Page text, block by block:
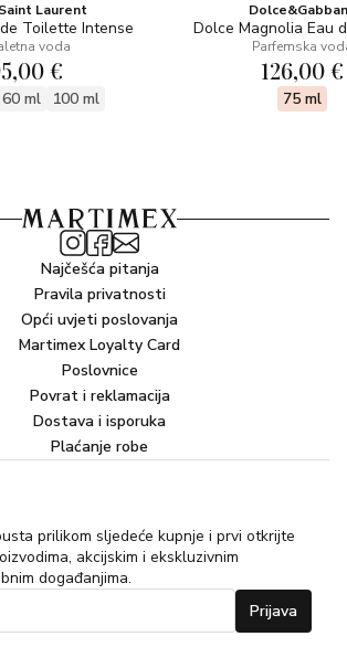
Laurent
Toilette Intense
voda
€
60 ml 100 ml
Dolce Magnolia Eau
Parfemska
126,00 €
75 ml
Najčešća pitanja
Pravila privatnosti
Opći uvjeti poslovanja
Martimex Loyalty Card
Poslovnice
Povrat i reklamacija
Dostava i isporuka
Plaćanje robe
prilikom sljedeće kupnje i prvi otkrijte
akcijskim i ekskluzivnim
događanjima.
Prijava